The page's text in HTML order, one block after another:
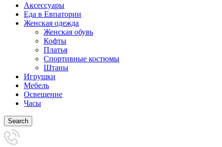
Аксессуары
Еда в Евпатории
Женская одежда
Женская обувь
Кофты
Платья
Спортивные костюмы
Штаны
Игрушки
Мебель
Освещение
Часы
Search